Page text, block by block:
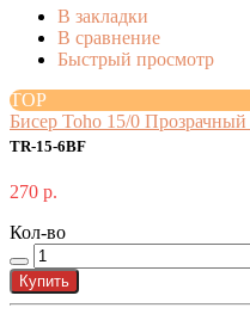
В закладки
В сравнение
Быстрый просмотр
TOP
Бисер Toho 15/0
TR-15-6BF
270 р.
Кол-во
Купить